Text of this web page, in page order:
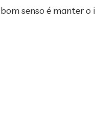
senso é manter